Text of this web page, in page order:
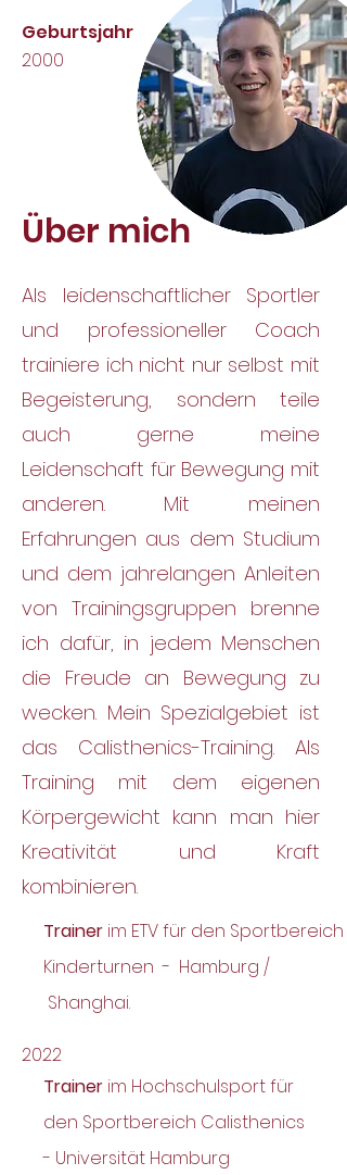
Geburtsjahr
2000
Über mich
Als leidenschaftlicher Sportler
und professioneller Coach
trainiere ich nicht nur selbst mit
Begeisterung, sondern teile
auch gerne meine
Leidenschaft für Bewegung mit
anderen. Mit meinen
Erfahrungen aus dem Studium
und dem jahrelangen Anleiten
von Trainingsgruppen brenne
ich dafür, in jedem Menschen
die Freude an Bewegung zu
wecken. Mein Spezialgebiet ist
das Calisthenics-Training. Als
Training mit dem eigenen
Körpergewicht kann man hier
Kreativität und Kraft
kombinieren.
Trainer im ETV für den Sportbereich
Kinderturnen - Hamburg /
Shanghai.
2022
Trainer im Hochschulsport für
den Sportbereich Calisthenics
- Universität Hamburg